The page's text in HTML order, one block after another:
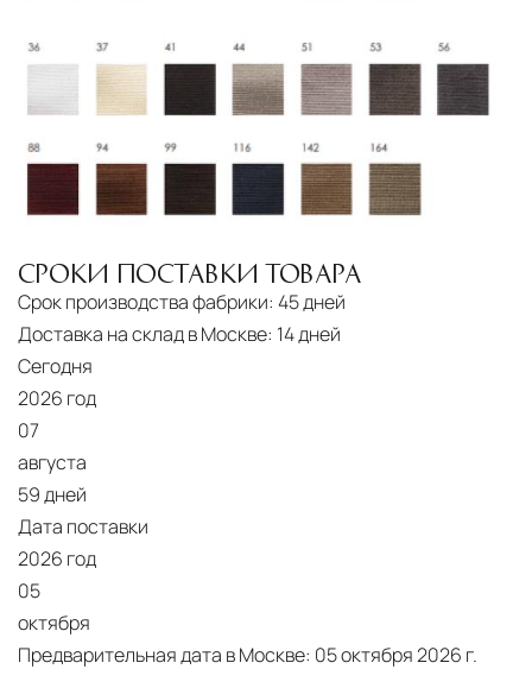
СРОКИ ПОСТАВКИ ТОВАРА
Срок производства фабрики: 45 дней
Доставка на склад в Москве: 14 дней
Сегодня
2026 год
07
августа
59 дней
Дата поставки
2026 год
05
октября
Предварительная дата в Москве: 05 октября 2026 г.